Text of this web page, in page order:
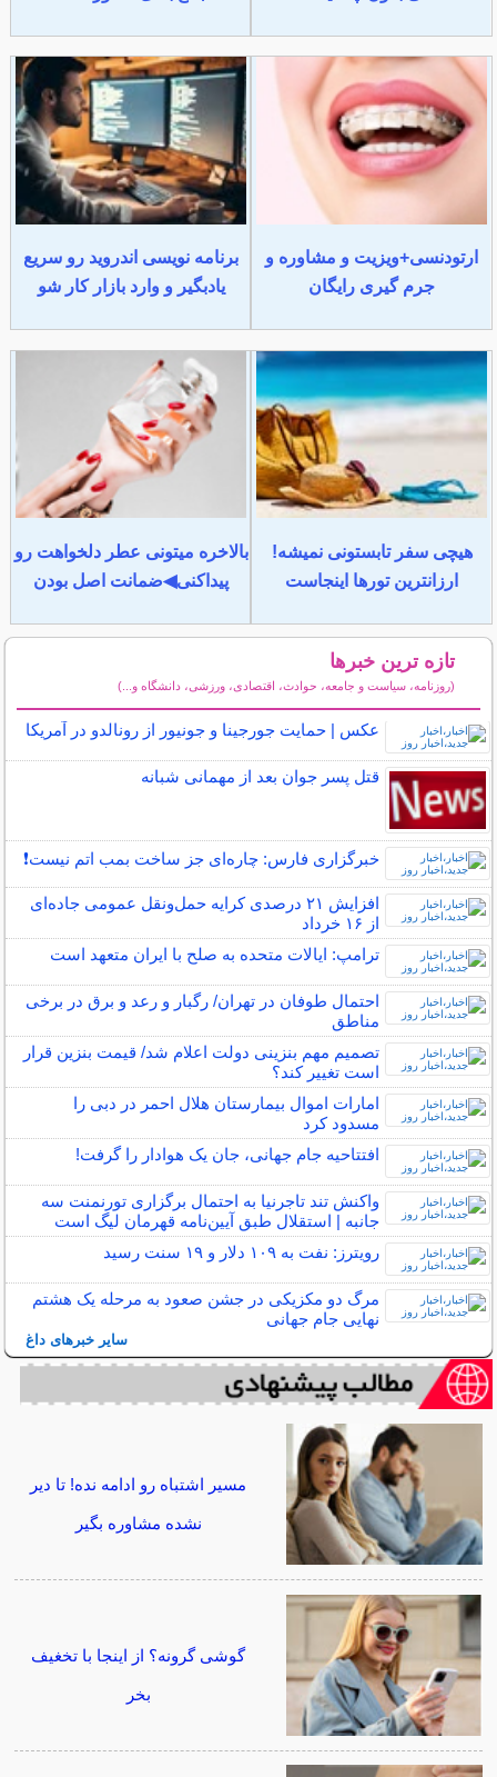
ارتودنسی+ویزیت و مشاوره و
جرم گیری رایگان
برنامه نویسی اندروید رو سریع
یادبگیر و وارد بازار کار شو
هیچی سفر تابستونی نمیشه!
ارزانترین تورها اینجاست
بالاخره میتونی عطر دلخواهت رو
پیداکنی◀ضمانت اصل بودن
تازه ترین خبرها
(روزنامه، سیاست و جامعه، حوادث، اقتصادی، ورزشی، دانشگاه و...)
عکس | حمایت جورجینا و جونیور از رونالدو در آمریکا
قتل پسر جوان بعد از مهمانی شبانه
خبرگزاری فارس: چاره‌ای جز ساخت بمب اتم نیست❗️
افزایش ۲۱ درصدی کرایه حمل‌ونقل عمومی جاده‌ای
از ۱۶ خرداد
ترامپ: ایالات متحده به صلح با ایران متعهد است
احتمال طوفان در تهران/ رگبار و رعد و برق در برخی
مناطق
تصمیم مهم بنزینی دولت اعلام شد/ قیمت بنزین قرار
است تغییر کند؟
امارات اموال بیمارستان هلال احمر در دبی را
مسدود کرد
افتتاحیه جام جهانی، جان یک هوادار را گرفت!
واکنش تند تاجرنیا به احتمال برگزاری تورنمنت سه
جانبه | استقلال طبق آیین‌نامه قهرمان لیگ است
رویترز: نفت به ۱۰۹ دلار و ۱۹ سنت رسید
مرگ دو مکزیکی در جشن صعود به مرحله یک هشتم
نهایی جام جهانی
سایر خبرهای داغ
مسیر اشتباه رو ادامه نده! تا دیر
نشده مشاوره بگیر
گوشی گرونه؟ از اینجا با تخغیف
بخر